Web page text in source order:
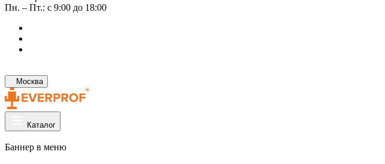
Пн. – Пт.: с 9:00 до 18:00
Москва
Каталог
Баннер в меню